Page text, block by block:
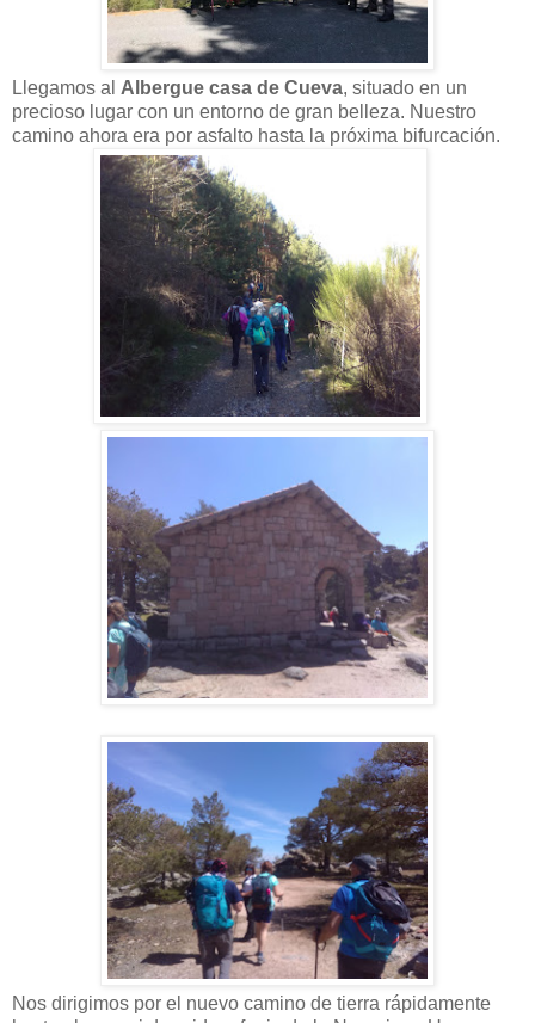
Llegamos al Albergue casa de Cueva, situado en un
precioso lugar con un entorno de gran belleza. Nuestro
camino ahora era por asfalto hasta la próxima bifurcación.
Nos dirigimos por el nuevo camino de tierra rápidamente